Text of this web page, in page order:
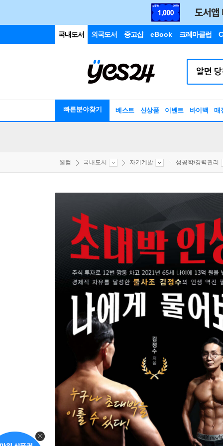
국내도서 외국도서 중고샵 eBook 크레마클럽
빠른분야찾기 베스트 신상품 이벤트 바이백 매
웰컴 국내도서 자기계발 성공학/경력관리